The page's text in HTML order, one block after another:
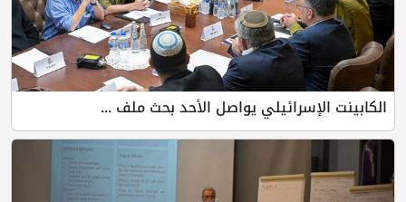
الكابينت الإسرائيلي يواصل الأحد بحث ملف ...